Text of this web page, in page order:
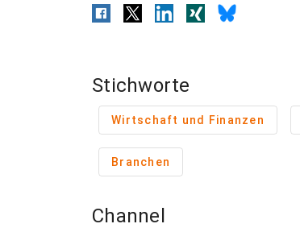
Stichworte
Wirtschaft und Finanzen
Branchen
Channel